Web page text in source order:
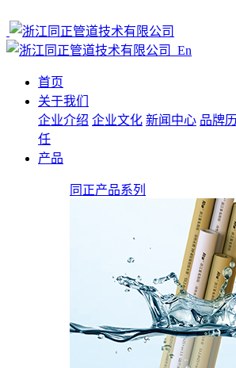
En
首页
关于我们
企业介绍 企业文化 新闻中心 品牌
任
产品
同正产品系列